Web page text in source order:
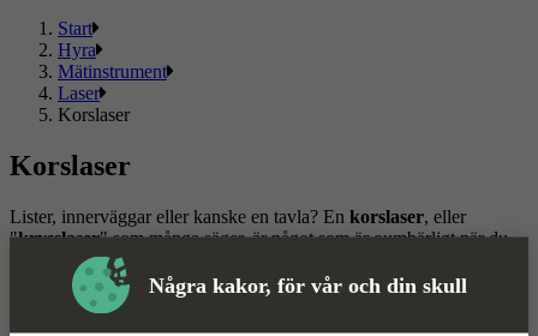
Några kakor, för vår och din skull
Start
Hyra
Mätinstrument
Laser
Korslaser
Korslaser
Lister, innerväggar eller kanske en tavla? En korslaser, eller
"krysslaser" som många säger, är något som är oumbärligt när du
ska jobba med snickerier eller liknande arbete inomhus.
Välj mellan flera kända märken. Här hittar du ett sortiment som